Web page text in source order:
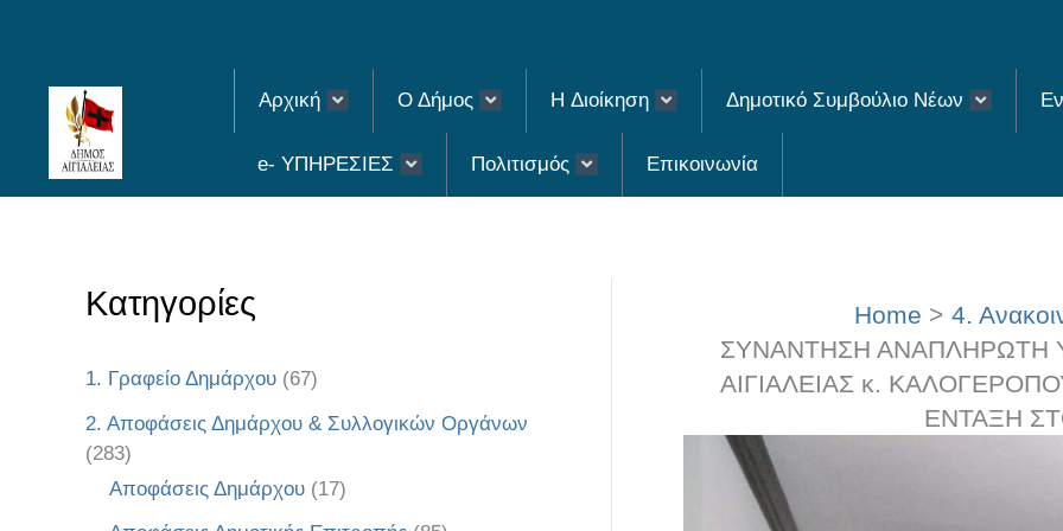
content
Αρχική Ο Δήμος H Διοίκηση Δημοτικό Συμβούλιο Νέων
e- ΥΠΗΡΕΣΙΕΣ Πολιτισμός Επικοινωνία
Κατηγορίες
1. Γραφείο Δημάρχου (67)
2. Αποφάσεις Δημάρχου & Συλλογικών Οργάνων
(283)
Αποφάσεις Δημάρχου (17)
Home 4.
ΣΥΝΑΝΤΗΣΗ ΑΝΑΠΛΗΡΩΤΗ
ΑΙΓΙΑΛΕΙΑΣ κ.
ΕΝΤΑΞΗ